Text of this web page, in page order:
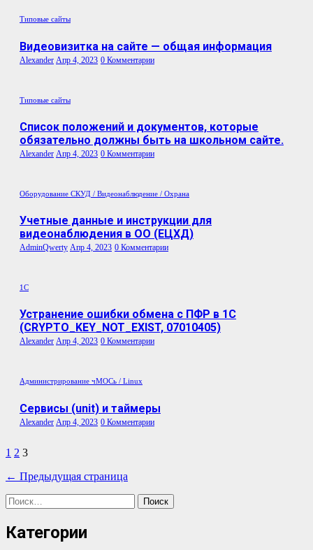
Типовые сайты
Видеовизитка на сайте — общая информация
Alexander Апр 4, 2023 0 Комментарии
Типовые сайты
Список положений и документов, которые
обязательно должны быть на школьном сайте.
Alexander Апр 4, 2023 0 Комментарии
Оборудование СКУД / Видеонаблюдение / Охрана
Учетные данные и инструкции для
видеонаблюдения в ОО (ЕЦХД)
AdminQwerty Апр 4, 2023 0 Комментарии
1C
Устранение ошибки обмена с ПФР в 1С
(CRYPTO_KEY_NOT_EXIST, 07010405)
Alexander Апр 4, 2023 0 Комментарии
Администрирование чМОСь / Linux
Сервисы (unit) и таймеры
Alexander Апр 4, 2023 0 Комментарии
Пагинация
записей
1 2 3
← Предыдущая страница
Найти:
Категории